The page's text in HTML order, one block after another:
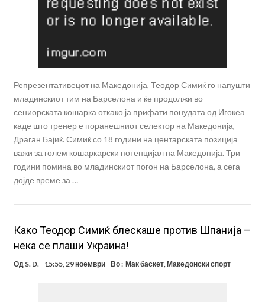
Репрезентативецот на Македонија, Теодор Симиќ го напушти
младинскиот тим на Барселона и ќе продолжи во
сениорската кошарка откако ја прифати понудата од Игокеа
каде што тренер е поранешниот селектор на Македонија,
Драган Бајиќ. Симиќ со 18 години на центарската позиција
важи за голем кошаркарски потенцијал на Македонија. Три
години помина во младинскиот погон на Барселона, а сега
дојде време за …
Како Теодор Симиќ блескаше против Шпанија –
нека се плаши Украина!
Од S. D. 15:55, 29 ноември Во : Мак баскет,Македонски спорт